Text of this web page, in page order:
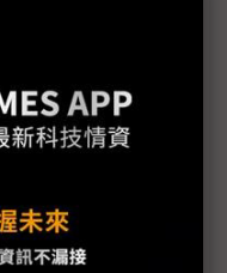
廠藏兩層涵義
與燃料電池車將共